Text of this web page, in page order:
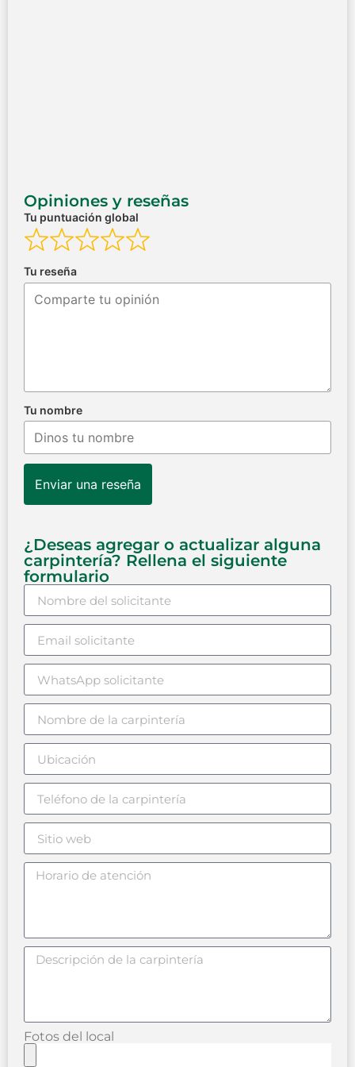
Opiniones y reseñas
Tu puntuación global
Tu reseña
Tu nombre
Enviar una reseña
¿Deseas agregar o actualizar alguna
carpintería? Rellena el siguiente
formulario
Fotos del local